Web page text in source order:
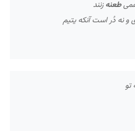
طعنهزنند
و نه دُر است آنکه یتیم
تو